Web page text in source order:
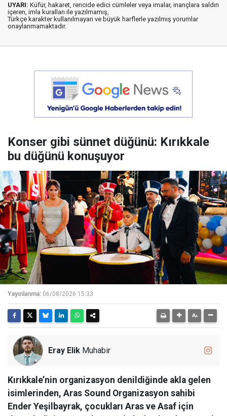
UYARI: Küfür, hakaret, rencide edici cümleler veya imalar, inançlara saldırı
içeren, imla kuralları ile yazılmamış,
Türkçe karakter kullanılmayan ve büyük harflerle yazılmış yorumlar
onaylanmamaktadır.
Konser gibi sünnet düğünü: Kırıkkale
bu düğünü konuşuyor
Yayınlanma: 06/08/2026 15:33
Eray Elik Muhabir
Kırıkkale’nin organizasyon denildiğinde akla gelen
isimlerinden, Aras Sound Organizasyon sahibi
Ender Yeşilbayrak, çocukları Aras ve Asaf için